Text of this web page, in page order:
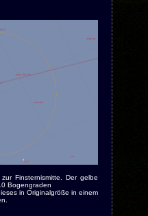
Finsternismitte. Der gelbe
Bogengraden
in Originalgröße in einem